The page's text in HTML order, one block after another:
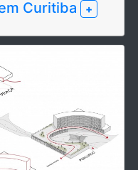
Curitiba +